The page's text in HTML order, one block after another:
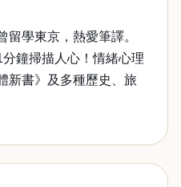
學東京，熱愛筆譯。
鐘掃描人心！情緒心理
新書》及多種歷史、旅